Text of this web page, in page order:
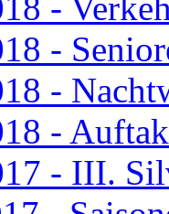
-
-
-
- III.